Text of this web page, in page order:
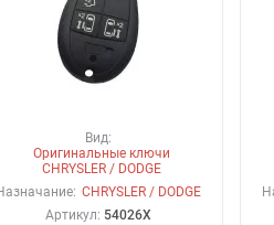
Вид:
Оригинальные ключи
CHRYSLER / DODGE
CHRYSLER / DODGE
Артикул: 54026X